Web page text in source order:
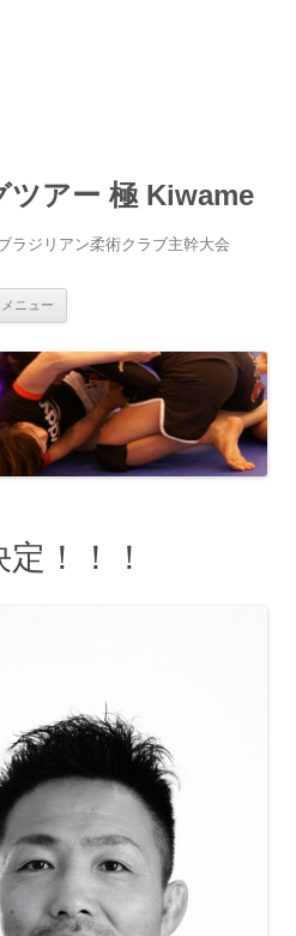
ツアー 極 Kiwame
ラジリアン柔術クラブ主幹大会
メニュー
ン
ツ
へ
ス
キ
ッ
プ
！！！